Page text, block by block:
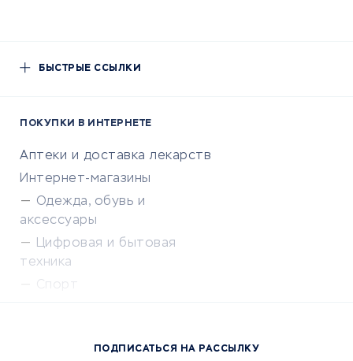
БЫСТРЫЕ ССЫЛКИ
ПОКУПКИ В ИНТЕРНЕТЕ
Аптеки и доставка лекарств
Интернет-магазины
Одежда, обувь и
аксессуары
Цифровая и бытовая
техника
Спорт
Сервисы доставкиПОДПИСАТЬСЯ НА РАССЫЛКУ